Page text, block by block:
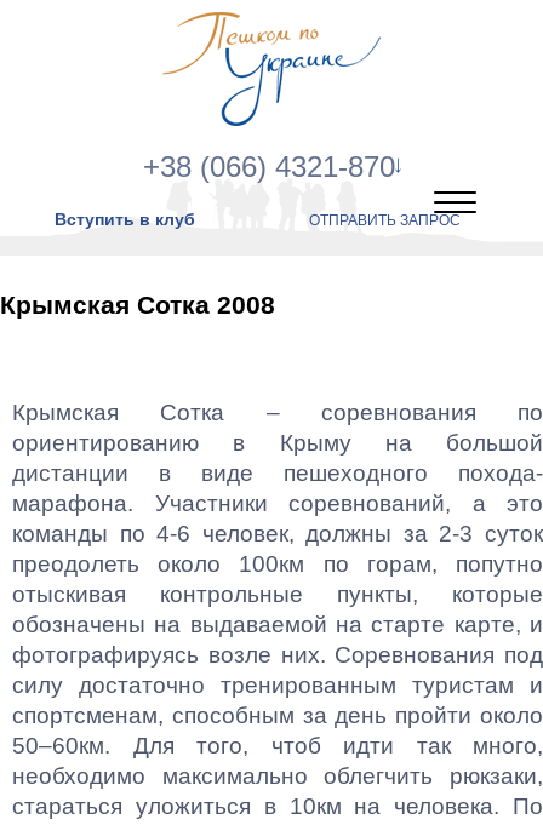
+38 (066) 4321-870
Вступить в клуб ОТПРАВИТЬ ЗАПРОС
Крымская Сотка 2008
Крымская Сотка – соревнования по
ориентированию в Крыму на большой
дистанции в виде пешеходного похода-
марафона. Участники соревнований, а это
команды по 4-6 человек, должны за 2-3 суток
преодолеть около 100км по горам, попутно
отыскивая контрольные пункты, которые
обозначены на выдаваемой на старте карте, и
фотографируясь возле них. Соревнования под
силу достаточно тренированным туристам и
спортсменам, способным за день пройти около
50–60км. Для того, чтоб идти так много,
необходимо максимально облегчить рюкзаки,
стараться уложиться в 10км на человека. По